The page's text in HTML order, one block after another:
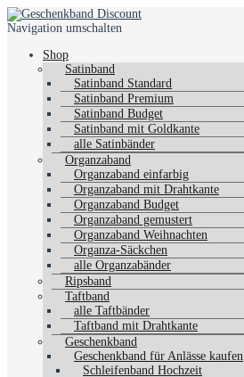
Navigation umschalten
Shop
Satinband
Satinband Standard
Satinband Premium
Satinband Budget
Satinband mit Goldkante
alle Satinbänder
Organzaband
Organzaband einfarbig
Organzaband mit Drahtkante
Organzaband Budget
Organzaband gemustert
Organzaband Weihnachten
Organza-Säckchen
alle Organzabänder
Ripsband
Taftband
alle Taftbänder
Taftband mit Drahtkante
Geschenkband
Geschenkband für Anlässe kaufen
Schleifenband Hochzeit